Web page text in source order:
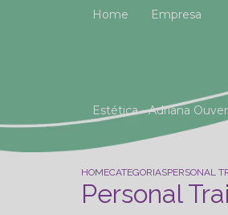
Home Empresa
Estética - Adriana
HOMECATEGORIASPERSONAL
Personal